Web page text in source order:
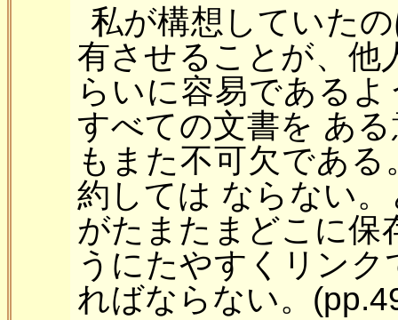
私が構想していた
有させることが、他
らいに容易である
すべての文書を あ
もまた不可欠であ
約しては ならない
がたまたまどこに保
うにたやすくリン
ればならない。